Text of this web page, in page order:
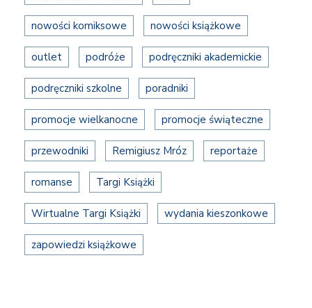
nowości komiksowe nowości książkowe
outlet podróże podręczniki akademickie
podręczniki szkolne poradniki
promocje wielkanocne promocje świąteczne
przewodniki Remigiusz Mróz reportaże
romanse Targi Książki
Wirtualne Targi Książki wydania kieszonkowe
zapowiedzi książkowe